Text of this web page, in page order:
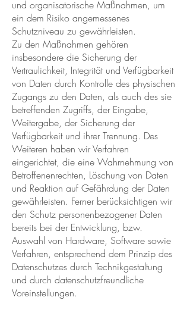
und organisatorische Maßnahmen, um
ein dem Risiko angemessenes
Schutzniveau zu gewährleisten.
Zu den Maßnahmen gehören
insbesondere die Sicherung der
Vertraulichkeit, Integrität und Verfügbarkeit
von Daten durch Kontrolle des physischen
Zugangs zu den Daten, als auch des sie
betreffenden Zugriffs, der Eingabe,
Weitergabe, der Sicherung der
Verfügbarkeit und ihrer Trennung. Des
Weiteren haben wir Verfahren
eingerichtet, die eine Wahrnehmung von
Betroffenenrechten, Löschung von Daten
und Reaktion auf Gefährdung der Daten
gewährleisten. Ferner berücksichtigen wir
den Schutz personenbezogener Daten
bereits bei der Entwicklung, bzw.
Auswahl von Hardware, Software sowie
Verfahren, entsprechend dem Prinzip des
Datenschutzes durch Technikgestaltung
und durch datenschutzfreundliche
Voreinstellungen.